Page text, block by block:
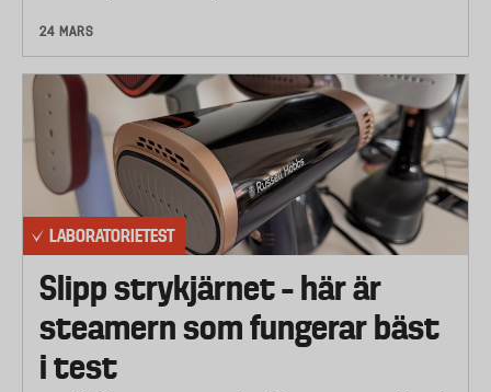
24 MARS
LABORATORIETEST
Slipp strykjärnet – här är
steamern som fungerar bäst
i test